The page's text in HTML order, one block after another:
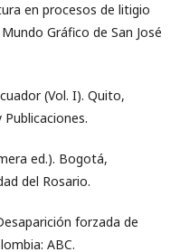
en procesos de litigio
Gráfico de San José
(Vol. I). Quito,
ed.). Bogotá,
del Rosario.
forzada de
ABC.